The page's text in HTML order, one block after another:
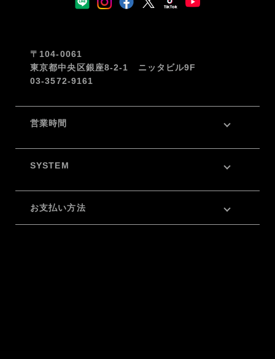
〒104-0061
東京都中央区銀座8-2-1 ニッタビル9F
03-3572-9161
営業時間
SYSTEM
お支払い方法